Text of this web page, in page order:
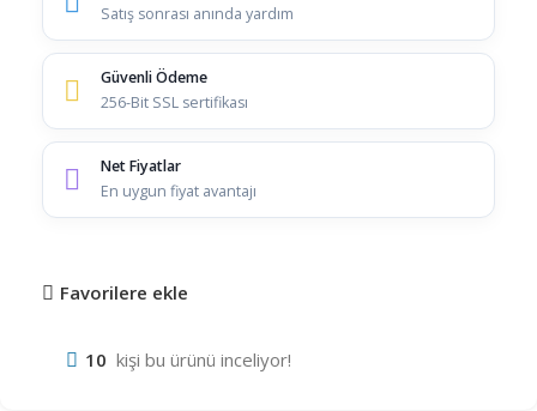
Satış sonrası anında yardım
Güvenli Ödeme
256-Bit SSL sertifikası
Net Fiyatlar
En uygun fiyat avantajı
Favorilere ekle
10 kişi bu ürünü inceliyor!